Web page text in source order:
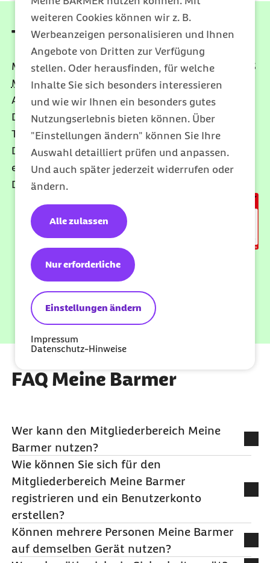
weiteren Cookies können wir z. B.
Werbeanzeigen personalisieren und Ihnen
Angebote von Dritten zur Verfügung
stellen. Oder herausfinden, für welche
Inhalte Sie sich besonders interessieren
und wie wir Ihnen ein besonders gutes
Nutzungserlebnis bieten können. Über
"Einstellungen ändern" können Sie Ihre
Auswahl detailliert prüfen und anpassen.
Und auch später jederzeit widerrufen oder
ändern.
Einstellungen ändern
Nur erforderliche
Alle zulassen
Impressum
Datenschutz-Hinweise
Top-Note für Meine Barmer
Meine Barmer erhielt im Vergleichstest von
FOCUS
MONEY(Ausgabe 14/2026), die Auszeichnung „Top
App
”. Zudemwurde die Barmer im aktuellen
Digital-Check vonCHIP(13.07.2026) erneut als
Testsieger „Digitaler Service“ ausgezeichnet.
Darüber hinaus erzielte die Barmer mit ihrem
erstklassigen Service die Note „Hervorragender
Digitaler Service“.
FAQ Meine Barmer
Wer kann den Mitgliederbereich Meine
Barmer nutzen?
Sie können die Services im Mitgliederbereich Meine Barmer
Jahre alt sind. Wenn Sie unter 15 Jahre alt sind, können Sie
Einstellungen an Ihrem Benutzerkonto vornehmen.
Sie sind noch kein Barmer-Mitglied? Hier gelangen Sie zu
unserem Online-Aufnahmeantrag:
Zum Online-Antrag
Wie können Sie sich für den
Mitgliederbereich Meine Barmer
registrieren und ein Benutzerkonto
erstellen?
Alle Informationen zur Registrierung, Login und
Nutzung des Mitgliederbereichs Meine Barmer
Können mehrere Personen Meine Barmer
auf demselben Gerät nutzen?